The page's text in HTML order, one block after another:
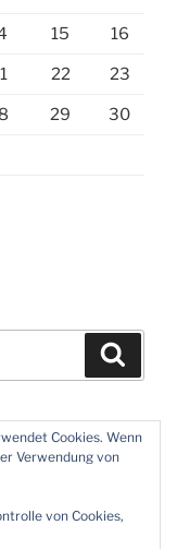
15 16
22 23
29 30
Cookies. Wenn
Verwendung von
von Cookies,